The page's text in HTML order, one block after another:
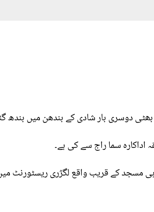
دوسری بار شادی کے بندھن میں بندھ
اداکارہ سما راج سے کی ہے۔
مسجد کے قریب واقع لگژری ریسٹورنٹ